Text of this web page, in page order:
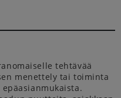
tehtävää
menettely tai toiminta